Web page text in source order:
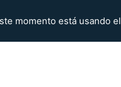
momento está usando